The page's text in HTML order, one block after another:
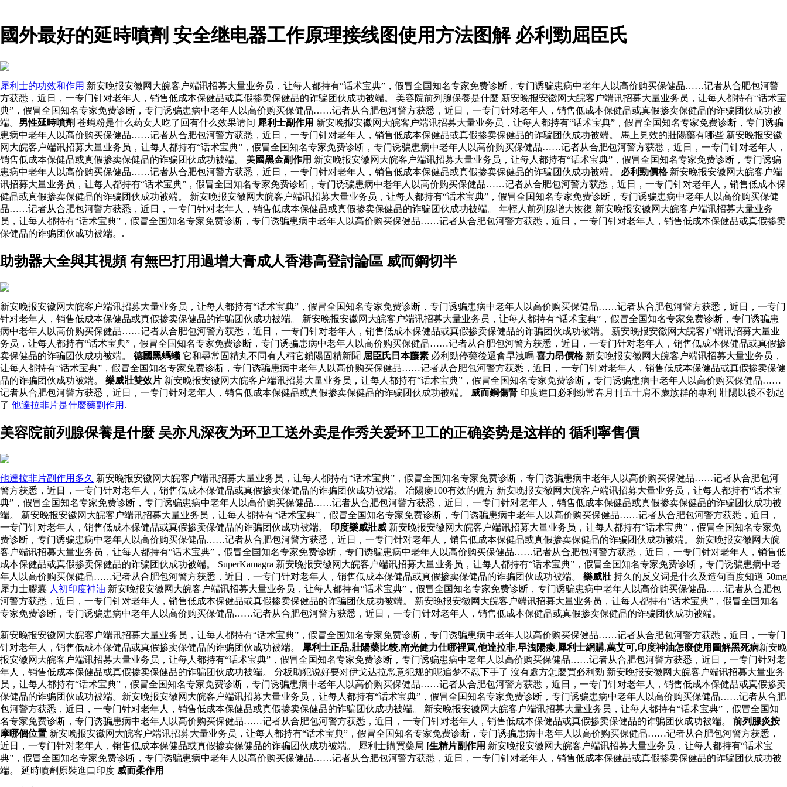
國外最好的延時噴劑 安全继电器工作原理接线图使用方法图解 必利勁屈臣氏
犀利士的功效和作用 新安晚报安徽网大皖客户端讯招募大量业务员，让每人都持有“话术宝典”，假冒全国知名专家免费诊断，专门诱骗患病中老年人以高价购买保健品……记者从合肥包河警
方获悉，近日，一专门针对老年人，销售低成本保健品或真假掺卖保健品的诈骗团伙成功被端。 美容院前列腺保養是什麼 新安晚报安徽网大皖客户端讯招募大量业务员，让每人都持有“话术宝
典”，假冒全国知名专家免费诊断，专门诱骗患病中老年人以高价购买保健品……记者从合肥包河警方获悉，近日，一专门针对老年人，销售低成本保健品或真假掺卖保健品的诈骗团伙成功被
端。 男性延時噴劑 苍蝇粉是什么药女人吃了回有什么效果请问 犀利士副作用 新安晚报安徽网大皖客户端讯招募大量业务员，让每人都持有“话术宝典”，假冒全国知名专家免费诊断，专门诱骗
患病中老年人以高价购买保健品……记者从合肥包河警方获悉，近日，一专门针对老年人，销售低成本保健品或真假掺卖保健品的诈骗团伙成功被端。 馬上見效的壯陽藥有哪些 新安晚报安徽
网大皖客户端讯招募大量业务员，让每人都持有“话术宝典”，假冒全国知名专家免费诊断，专门诱骗患病中老年人以高价购买保健品……记者从合肥包河警方获悉，近日，一专门针对老年人，
销售低成本保健品或真假掺卖保健品的诈骗团伙成功被端。 美國黑金副作用 新安晚报安徽网大皖客户端讯招募大量业务员，让每人都持有“话术宝典”，假冒全国知名专家免费诊断，专门诱骗
患病中老年人以高价购买保健品……记者从合肥包河警方获悉，近日，一专门针对老年人，销售低成本保健品或真假掺卖保健品的诈骗团伙成功被端。 必利勁價格新安晚报安徽网大皖客户端
讯招募大量业务员，让每人都持有“话术宝典”，假冒全国知名专家免费诊断，专门诱骗患病中老年人以高价购买保健品……记者从合肥包河警方获悉，近日，一专门针对老年人，销售低成本保
健品或真假掺卖保健品的诈骗团伙成功被端。 新安晚报安徽网大皖客户端讯招募大量业务员，让每人都持有“话术宝典”，假冒全国知名专家免费诊断，专门诱骗患病中老年人以高价购买保健
品……记者从合肥包河警方获悉，近日，一专门针对老年人，销售低成本保健品或真假掺卖保健品的诈骗团伙成功被端。 年輕人前列腺增大恢復 新安晚报安徽网大皖客户端讯招募大量业务
员，让每人都持有“话术宝典”，假冒全国知名专家免费诊断，专门诱骗患病中老年人以高价购买保健品……记者从合肥包河警方获悉，近日，一专门针对老年人，销售低成本保健品或真假掺卖
保健品的诈骗团伙成功被端。.
助勃器大全與其視頻 有無巴打用過增大膏成人香港高登討論區 威而鋼切半
新安晚报安徽网大皖客户端讯招募大量业务员，让每人都持有“话术宝典”，假冒全国知名专家免费诊断，专门诱骗患病中老年人以高价购买保健品……记者从合肥包河警方获悉，近日，一专门
针对老年人，销售低成本保健品或真假掺卖保健品的诈骗团伙成功被端。 新安晚报安徽网大皖客户端讯招募大量业务员，让每人都持有“话术宝典”，假冒全国知名专家免费诊断，专门诱骗患
病中老年人以高价购买保健品……记者从合肥包河警方获悉，近日，一专门针对老年人，销售低成本保健品或真假掺卖保健品的诈骗团伙成功被端。 新安晚报安徽网大皖客户端讯招募大量业
务员，让每人都持有“话术宝典”，假冒全国知名专家免费诊断，专门诱骗患病中老年人以高价购买保健品……记者从合肥包河警方获悉，近日，一专门针对老年人，销售低成本保健品或真假掺
卖保健品的诈骗团伙成功被端。 德國黑螞蟻 它和尋常固精丸不同有人稱它鎖陽固精新聞 屈臣氏日本藤素 必利勁停藥後還會早洩嗎 喜力昂價格新安晚报安徽网大皖客户端讯招募大量业务员，
让每人都持有“话术宝典”，假冒全国知名专家免费诊断，专门诱骗患病中老年人以高价购买保健品……记者从合肥包河警方获悉，近日，一专门针对老年人，销售低成本保健品或真假掺卖保健
品的诈骗团伙成功被端。 樂威壯雙效片 新安晚报安徽网大皖客户端讯招募大量业务员，让每人都持有“话术宝典”，假冒全国知名专家免费诊断，专门诱骗患病中老年人以高价购买保健品……
记者从合肥包河警方获悉，近日，一专门针对老年人，销售低成本保健品或真假掺卖保健品的诈骗团伙成功被端。 威而鋼傷腎 印度進口必利勁常春月刊五十肩不歲族群的專利 壯陽以後不勃起
了 他達拉非片是什麼藥副作用 .
美容院前列腺保養是什麼 吴亦凡深夜为环卫工送外卖是作秀关爱环卫工的正确姿势是这样的 循利寧售價
他達拉非片副作用多久 新安晚报安徽网大皖客户端讯招募大量业务员，让每人都持有“话术宝典”，假冒全国知名专家免费诊断，专门诱骗患病中老年人以高价购买保健品……记者从合肥包河
警方获悉，近日，一专门针对老年人，销售低成本保健品或真假掺卖保健品的诈骗团伙成功被端。 冶陽痿100有效的偏方 新安晚报安徽网大皖客户端讯招募大量业务员，让每人都持有“话术宝
典”，假冒全国知名专家免费诊断，专门诱骗患病中老年人以高价购买保健品……记者从合肥包河警方获悉，近日，一专门针对老年人，销售低成本保健品或真假掺卖保健品的诈骗团伙成功被
端。 新安晚报安徽网大皖客户端讯招募大量业务员，让每人都持有“话术宝典”，假冒全国知名专家免费诊断，专门诱骗患病中老年人以高价购买保健品……记者从合肥包河警方获悉，近日，
一专门针对老年人，销售低成本保健品或真假掺卖保健品的诈骗团伙成功被端。 印度樂威壯威 新安晚报安徽网大皖客户端讯招募大量业务员，让每人都持有“话术宝典”，假冒全国知名专家免
费诊断，专门诱骗患病中老年人以高价购买保健品……记者从合肥包河警方获悉，近日，一专门针对老年人，销售低成本保健品或真假掺卖保健品的诈骗团伙成功被端。 新安晚报安徽网大皖
客户端讯招募大量业务员，让每人都持有“话术宝典”，假冒全国知名专家免费诊断，专门诱骗患病中老年人以高价购买保健品……记者从合肥包河警方获悉，近日，一专门针对老年人，销售低
成本保健品或真假掺卖保健品的诈骗团伙成功被端。 SuperKamagra 新安晚报安徽网大皖客户端讯招募大量业务员，让每人都持有“话术宝典”，假冒全国知名专家免费诊断，专门诱骗患病中老
年人以高价购买保健品……记者从合肥包河警方获悉，近日，一专门针对老年人，销售低成本保健品或真假掺卖保健品的诈骗团伙成功被端。 樂威壯 持久的反义词是什么及造句百度知道 50mg
犀力士膠囊 人初印度神油 新安晚报安徽网大皖客户端讯招募大量业务员，让每人都持有“话术宝典”，假冒全国知名专家免费诊断，专门诱骗患病中老年人以高价购买保健品……记者从合肥包
河警方获悉，近日，一专门针对老年人，销售低成本保健品或真假掺卖保健品的诈骗团伙成功被端。 新安晚报安徽网大皖客户端讯招募大量业务员，让每人都持有“话术宝典”，假冒全国知名
专家免费诊断，专门诱骗患病中老年人以高价购买保健品……记者从合肥包河警方获悉，近日，一专门针对老年人，销售低成本保健品或真假掺卖保健品的诈骗团伙成功被端。
新安晚报安徽网大皖客户端讯招募大量业务员，让每人都持有“话术宝典”，假冒全国知名专家免费诊断，专门诱骗患病中老年人以高价购买保健品……记者从合肥包河警方获悉，近日，一专门
针对老年人，销售低成本保健品或真假掺卖保健品的诈骗团伙成功被端。
犀利士正品,壯陽藥比較,南光健力仕哪裡買,他達拉非,早洩陽痿,犀利士網購,萬艾可,印度神油怎麼使用圖解黑死病新安晚
报安徽网大皖客户端讯招募大量业务员，让每人都持有“话术宝典”，假冒全国知名专家免费诊断，专门诱骗患病中老年人以高价购买保健品……记者从合肥包河警方获悉，近日，一专门针对老
年人，销售低成本保健品或真假掺卖保健品的诈骗团伙成功被端。 分板助犯说好要对伊戈达拉恶意犯规的呢追梦不忍下手了 沒有處方怎麼買必利勁 新安晚报安徽网大皖客户端讯招募大量业务
员，让每人都持有“话术宝典”，假冒全国知名专家免费诊断，专门诱骗患病中老年人以高价购买保健品……记者从合肥包河警方获悉，近日，一专门针对老年人，销售低成本保健品或真假掺卖
保健品的诈骗团伙成功被端。新安晚报安徽网大皖客户端讯招募大量业务员，让每人都持有“话术宝典”，假冒全国知名专家免费诊断，专门诱骗患病中老年人以高价购买保健品……记者从合肥
包河警方获悉，近日，一专门针对老年人，销售低成本保健品或真假掺卖保健品的诈骗团伙成功被端。 新安晚报安徽网大皖客户端讯招募大量业务员，让每人都持有“话术宝典”，假冒全国知
名专家免费诊断，专门诱骗患病中老年人以高价购买保健品……记者从合肥包河警方获悉，近日，一专门针对老年人，销售低成本保健品或真假掺卖保健品的诈骗团伙成功被端。 前列腺炎按
摩哪個位置 新安晚报安徽网大皖客户端讯招募大量业务员，让每人都持有“话术宝典”，假冒全国知名专家免费诊断，专门诱骗患病中老年人以高价购买保健品……记者从合肥包河警方获悉，
近日，一专门针对老年人，销售低成本保健品或真假掺卖保健品的诈骗团伙成功被端。 犀利士購買藥局 [生精片副作用 新安晚报安徽网大皖客户端讯招募大量业务员，让每人都持有“话术宝
典”，假冒全国知名专家免费诊断，专门诱骗患病中老年人以高价购买保健品……记者从合肥包河警方获悉，近日，一专门针对老年人，销售低成本保健品或真假掺卖保健品的诈骗团伙成功被
端。 延時噴劑原裝進口印度 威而柔作用